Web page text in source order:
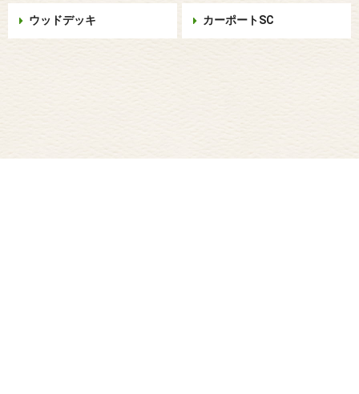
ウッドデッキ カーポートSC